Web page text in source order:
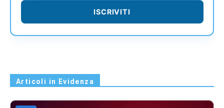
ISCRIVITI
Articoli in Evidenza